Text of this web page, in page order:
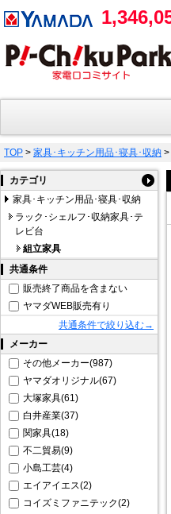
TOP > 家具･キッチン用品･寝具･収納 >
カテゴリ
家具･キッチン用品･寝具･収納
ラック･シェルフ･収納家具･テ
レビ台
組立家具
共通条件
販売終了商品を含まない
ヤマダWEB販売有り
共通条件で絞り込む→
メーカー
その他メーカー(987)
ヤマダオリジナル(67)
大塚家具(61)
白井産業(37)
関家具(18)
不二貿易(9)
小島工芸(4)
エイアイエス(2)
コイズミファニテック(2)